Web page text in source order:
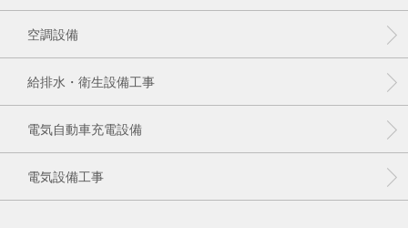
空調設備
給排水・衛生設備工事
電気自動車充電設備
電気設備工事